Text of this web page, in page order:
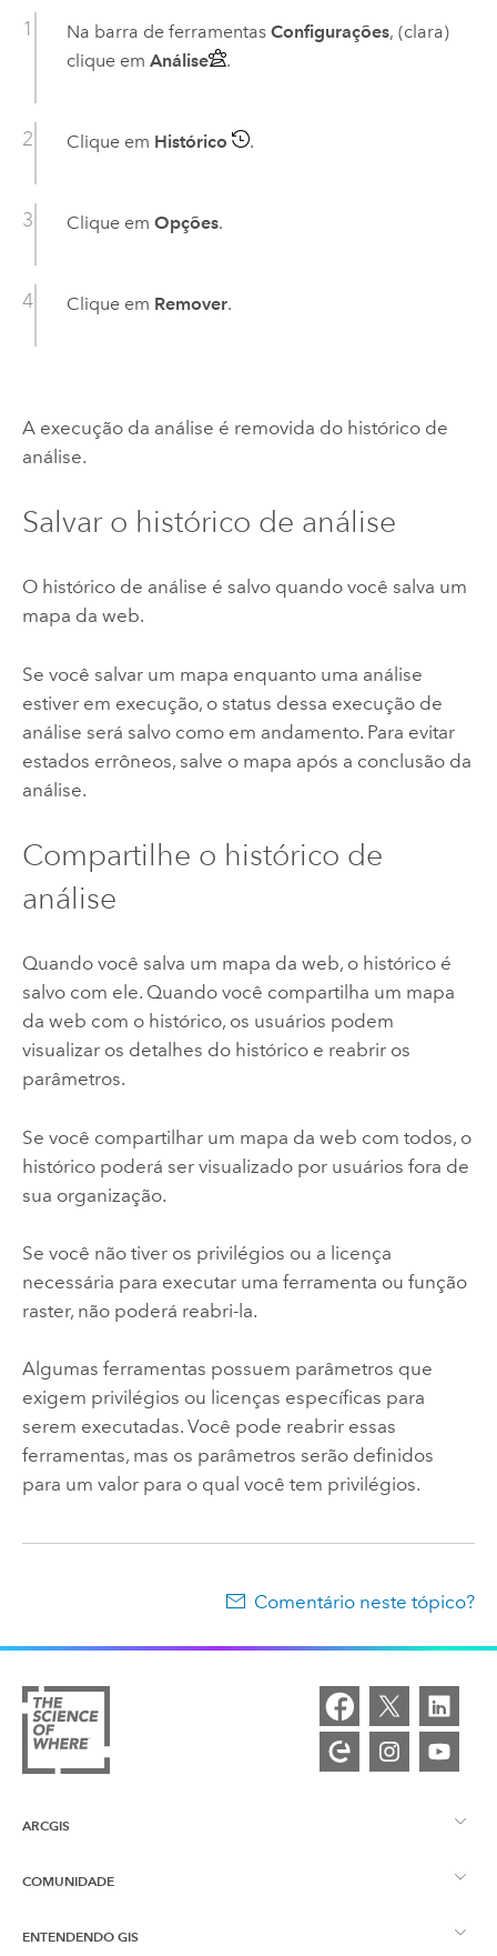
Na barra de ferramentas Configurações, (clara)
clique em Análise .
Clique em Histórico .
Clique em Opções.
Clique em Remover.
A execução da análise é removida do histórico de
análise.
Salvar o histórico de análise
O histórico de análise é salvo quando você salva um
mapa da web.
Se você salvar um mapa enquanto uma análise
estiver em execução, o status dessa execução de
análise será salvo como em andamento. Para evitar
estados errôneos, salve o mapa após a conclusão da
análise.
Compartilhe o histórico de
análise
Quando você salva um mapa da web, o histórico é
salvo com ele. Quando você compartilha um mapa
da web com o histórico, os usuários podem
visualizar os detalhes do histórico e reabrir os
parâmetros.
Se você compartilhar um mapa da web com todos, o
histórico poderá ser visualizado por usuários fora de
sua organização.
Se você não tiver os privilégios ou a licença
necessária para executar uma ferramenta ou função
raster, não poderá reabri-la.
Algumas ferramentas possuem parâmetros que
exigem privilégios ou licenças específicas para
serem executadas. Você pode reabrir essas
ferramentas, mas os parâmetros serão definidos
para um valor para o qual você tem privilégios.
Comentário neste tópico?
ARCGIS
Visão Geral do ArcGIS
Mapeamento
COMUNIDADE
Esri Community
ENTENDENDO GIS